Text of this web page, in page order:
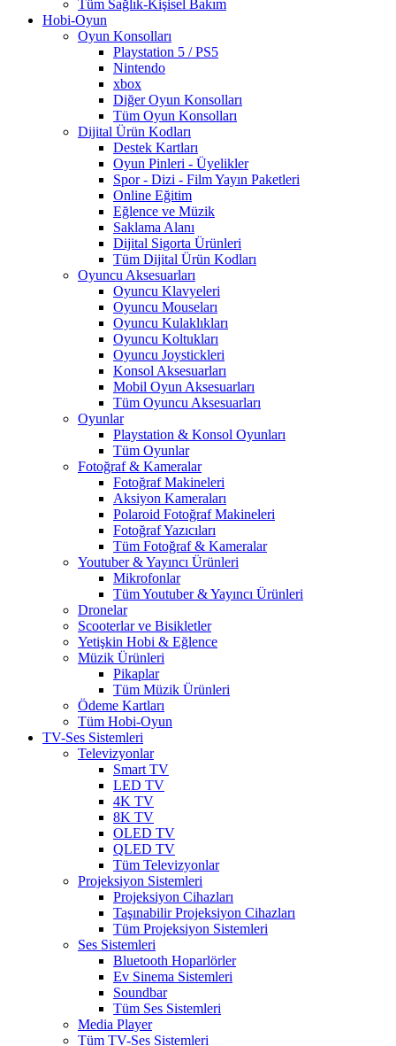
Tüm Sağlık-Kişisel Bakım
Hobi-Oyun
Oyun Konsolları
Playstation 5 / PS5
Nintendo
xbox
Diğer Oyun Konsolları
Tüm Oyun Konsolları
Dijital Ürün Kodları
Destek Kartları
Oyun Pinleri - Üyelikler
Spor - Dizi - Film Yayın Paketleri
Online Eğitim
Eğlence ve Müzik
Saklama Alanı
Dijital Sigorta Ürünleri
Tüm Dijital Ürün Kodları
Oyuncu Aksesuarları
Oyuncu Klavyeleri
Oyuncu Mouseları
Oyuncu Kulaklıkları
Oyuncu Koltukları
Oyuncu Joystickleri
Konsol Aksesuarları
Mobil Oyun Aksesuarları
Tüm Oyuncu Aksesuarları
Oyunlar
Playstation & Konsol Oyunları
Tüm Oyunlar
Fotoğraf & Kameralar
Fotoğraf Makineleri
Aksiyon Kameraları
Polaroid Fotoğraf Makineleri
Fotoğraf Yazıcıları
Tüm Fotoğraf & Kameralar
Youtuber & Yayıncı Ürünleri
Mikrofonlar
Tüm Youtuber & Yayıncı Ürünleri
Dronelar
Scooterlar ve Bisikletler
Yetişkin Hobi & Eğlence
Müzik Ürünleri
Pikaplar
Tüm Müzik Ürünleri
Ödeme Kartları
Tüm Hobi-Oyun
TV-Ses Sistemleri
Televizyonlar
Smart TV
LED TV
4K TV
8K TV
OLED TV
QLED TV
Tüm Televizyonlar
Projeksiyon Sistemleri
Projeksiyon Cihazları
Taşınabilir Projeksiyon Cihazları
Tüm Projeksiyon Sistemleri
Ses Sistemleri
Bluetooth Hoparlörler
Ev Sinema Sistemleri
Soundbar
Tüm Ses Sistemleri
Media Player
Tüm TV-Ses Sistemleri